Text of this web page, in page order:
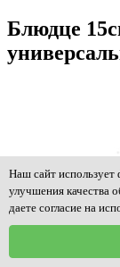
Блюдце
Наш сайт использует
улучшения качества
даете согласие на